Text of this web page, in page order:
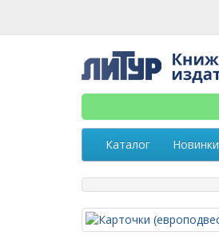
Каталог Новинки